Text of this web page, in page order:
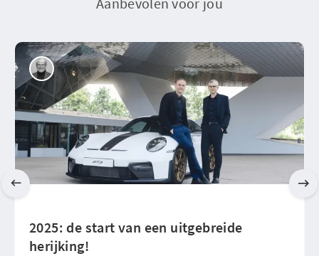
2025: de start van een uitgebreide
herijking!